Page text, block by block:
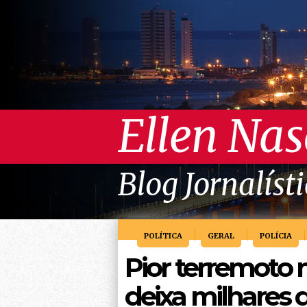
Ellen
Blog
POLÍTICA GERAL POLÍCIA
Pior terremoto
deixa milhares